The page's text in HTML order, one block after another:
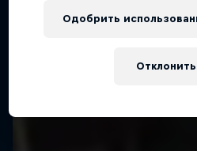
Одобрить